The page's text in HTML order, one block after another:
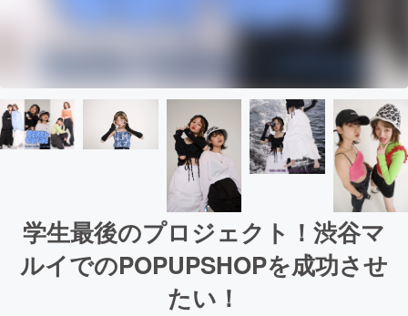
学生最後のプロジェクト！渋谷マ
ルイでのPOPUPSHOPを成功させ
たい！